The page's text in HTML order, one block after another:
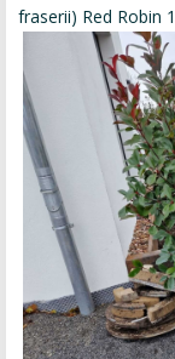
fraserii) Red Robin